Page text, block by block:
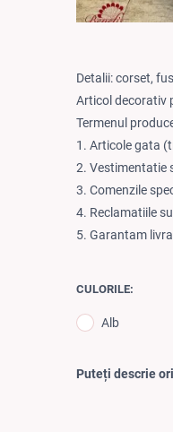
Detalii: corset,
Articol decorativ
Termenul
1. Articole gata
2. Vestimentatie
3. Comenzile
4. Reclamatiile
5. Garantam
CULORILE:
Alb
Puteți descrie